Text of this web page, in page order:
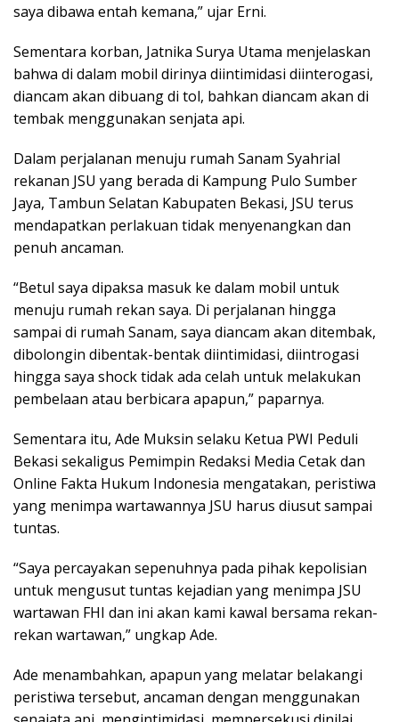
saya dibawa entah kemana,” ujar Erni.
Sementara korban, Jatnika Surya Utama menjelaskan
bahwa di dalam mobil dirinya diintimidasi diinterogasi,
diancam akan dibuang di tol, bahkan diancam akan di
tembak menggunakan senjata api.
Dalam perjalanan menuju rumah Sanam Syahrial
rekanan JSU yang berada di Kampung Pulo Sumber
Jaya, Tambun Selatan Kabupaten Bekasi, JSU terus
mendapatkan perlakuan tidak menyenangkan dan
penuh ancaman.
“Betul saya dipaksa masuk ke dalam mobil untuk
menuju rumah rekan saya. Di perjalanan hingga
sampai di rumah Sanam, saya diancam akan ditembak,
dibolongin dibentak-bentak diintimidasi, diintrogasi
hingga saya shock tidak ada celah untuk melakukan
pembelaan atau berbicara apapun,” paparnya.
Sementara itu, Ade Muksin selaku Ketua PWI Peduli
Bekasi sekaligus Pemimpin Redaksi Media Cetak dan
Online Fakta Hukum Indonesia mengatakan, peristiwa
yang menimpa wartawannya JSU harus diusut sampai
tuntas.
“Saya percayakan sepenuhnya pada pihak kepolisian
untuk mengusut tuntas kejadian yang menimpa JSU
wartawan FHI dan ini akan kami kawal bersama rekan-
rekan wartawan,” ungkap Ade.
Ade menambahkan, apapun yang melatar belakangi
peristiwa tersebut, ancaman dengan menggunakan